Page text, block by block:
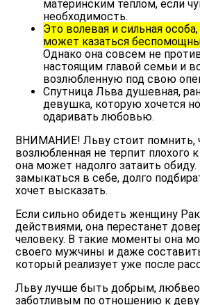
материнским теплом, если
необходимость.
Это волевая и сильная
может казаться
Однако она совсем не
настоящим главой семьи и
возлюбленную под свою
Спутница Льва душевная,
девушка, которую хочется
одаривать любовью.
ВНИМАНИЕ! Льву стоит помнить,
возлюбленная не терпит плохого
она может надолго затаить обиду.
замыкаться в себе, долго
хочет высказать.
Если сильно обидеть женщину
действиями, она перестанет
человеку. В такие моменты она
своего мужчины и даже
который реализует уже после
Льву лучше быть добрым,
заботливым по отношению к